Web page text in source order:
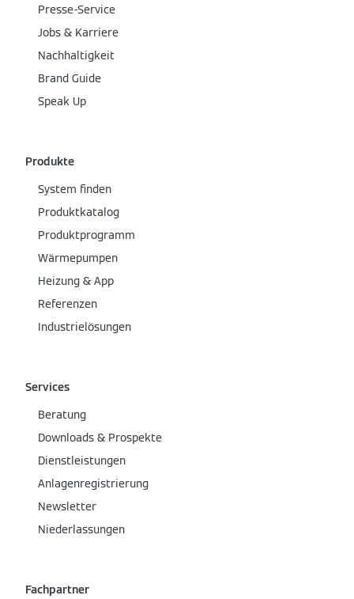
Presse-Service
Jobs & Karriere
Nachhaltigkeit
Brand Guide
Speak Up
Produkte
System finden
Produktkatalog
Produktprogramm
Wärmepumpen
Heizung & App
Referenzen
Industrielösungen
Services
Beratung
Downloads & Prospekte
Dienstleistungen
Anlagenregistrierung
Newsletter
Niederlassungen
Fachpartner